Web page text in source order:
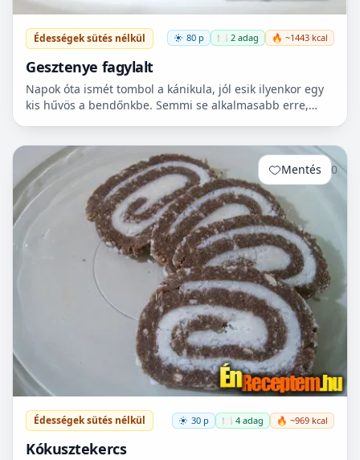
Édességek sütés nélkül 80 p 🍽️ 2 adag 🔥 ~1443 kcal
Gesztenye fagylalt
Napok óta ismét tombol a kánikula, jól esik ilyenkor egy
kis hűvös a bendőnkbe. Semmi se alkalmasabb erre,
Mentés 0
Édességek sütés nélkül 30 p 🍽️ 4 adag 🔥 ~969 kcal
Kókusztekercs